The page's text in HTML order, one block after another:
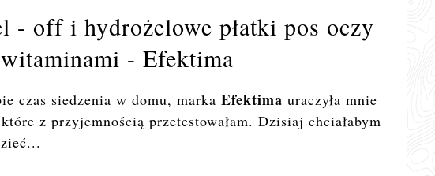
- off i hydrożelowe płatki pos oczy
- Efektima
czas siedzenia w domu, marka Efektima uraczyła mnie
z przyjemnością przetestowałam. Dzisiaj chciałabym